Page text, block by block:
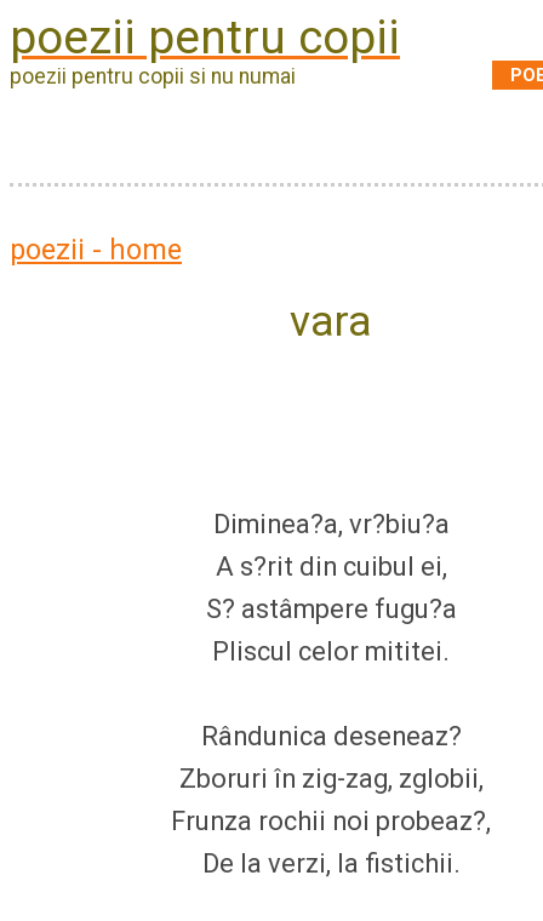
poezii pentru copii
poezii pentru copii si nu numai
poezii - home
vara
Diminea?a, vr?biu?a
A s?rit din cuibul ei,
S? astâmpere fugu?a
Pliscul celor mititei.
Rândunica deseneaz?
Zboruri în zig-zag, zglobii,
Frunza rochii noi probeaz?,
De la verzi, la fistichii.